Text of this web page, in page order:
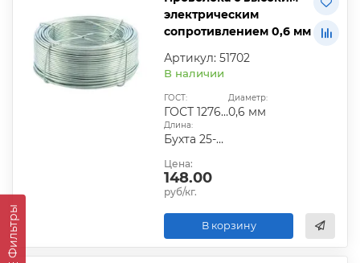
Фильтры
электрическим
сопротивлением 0,6 мм
Артикул: 51702
В наличии
ГОСТ:
ГОСТ 12766.1-90
Диаметр:
0,6 мм
Длина:
Бухта 25-50 кг
Цена:
148.00
руб/кг.
В корзину